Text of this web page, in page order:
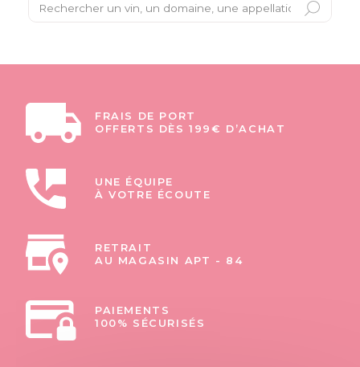
FRAIS DE PORT
OFFERTS DÈS 199€ D’ACHAT
UNE ÉQUIPE
À VOTRE ÉCOUTE
RETRAIT
AU MAGASIN APT - 84
PAIEMENTS
100% SÉCURISÉS